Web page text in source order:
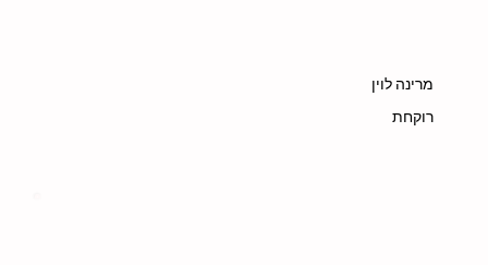
מרינה לוין
רוקחת